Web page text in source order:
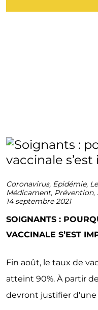
Coronavirus, Epidémie,
Médicament, Prévention,
14 septembre 2021
SOIGNANTS :
VACCINALE S’EST
Fin août, le taux de
atteint 90%. À partir
devront justifier d'une